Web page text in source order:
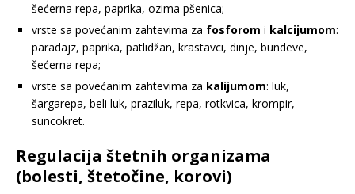
šećerna repa, paprika, ozima pšenica;
vrste sa povećanim zahtevima za fosforom i kalcijumom:
paradajz, paprika, patlidžan, krastavci, dinje, bundeve,
šećerna repa;
vrste sa povećanim zahtevima za kalijumom: luk,
šargarepa, beli luk, praziluk, repa, rotkvica, krompir,
suncokret.
Regulacija štetnih organizama
(bolesti, štetočine, korovi)